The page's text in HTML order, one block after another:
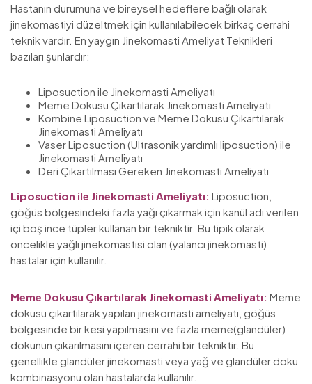
Hastanın durumuna ve bireysel hedeflere bağlı olarak
jinekomastiyi düzeltmek için kullanılabilecek birkaç cerrahi
teknik vardır. En yaygın Jinekomasti Ameliyat Teknikleri
bazıları şunlardır:
Liposuction ile Jinekomasti Ameliyatı
Meme Dokusu Çıkartılarak Jinekomasti Ameliyatı
Kombine Liposuction ve Meme Dokusu Çıkartılarak
Jinekomasti Ameliyatı
Vaser Liposuction (Ultrasonik yardımlı liposuction) ile
Jinekomasti Ameliyatı
Deri Çıkartılması Gereken Jinekomasti Ameliyatı
Liposuction ile Jinekomasti Ameliyatı: Liposuction,
göğüs bölgesindeki fazla yağı çıkarmak için kanül adı verilen
içi boş ince tüpler kullanan bir tekniktir. Bu tipik olarak
öncelikle yağlı jinekomastisi olan (yalancı jinekomasti)
hastalar için kullanılır.
Meme Dokusu Çıkartılarak Jinekomasti Ameliyatı: Meme
dokusu çıkartılarak yapılan jinekomasti ameliyatı, göğüs
bölgesinde bir kesi yapılmasını ve fazla meme(glandüler)
dokunun çıkarılmasını içeren cerrahi bir tekniktir. Bu
genellikle glandüler jinekomasti veya yağ ve glandüler doku
kombinasyonu olan hastalarda kullanılır.